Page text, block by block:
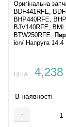
Оригінальна
BDF441RFE,
BHP440RFE,
BJV140RFE,
BTW250RFE.
ion/ Напруга 14.4
ЦІНА: 4,238
В наявності
-